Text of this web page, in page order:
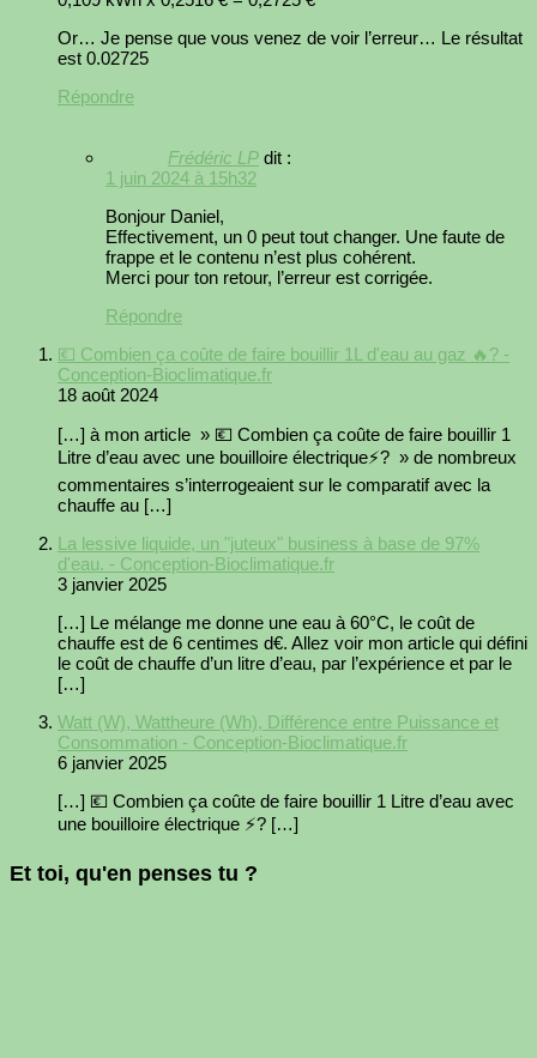
Or… Je pense que vous venez de voir l’erreur… Le résultat
est 0.02725
Répondre
Frédéric LP dit :
1 juin 2024 à 15h32
Bonjour Daniel,
Effectivement, un 0 peut tout changer. Une faute de
frappe et le contenu n’est plus cohérent.
Merci pour ton retour, l’erreur est corrigée.
Répondre
💶 Combien ça coûte de faire bouillir 1L d'eau au gaz 🔥? -
Conception-Bioclimatique.fr
18 août 2024
[…] à mon article » 💶 Combien ça coûte de faire bouillir 1
Litre d’eau avec une bouilloire électrique⚡️? » de nombreux
commentaires s’interrogeaient sur le comparatif avec la
chauffe au […]
La lessive liquide, un "juteux" business à base de 97%
d'eau. - Conception-Bioclimatique.fr
3 janvier 2025
[…] Le mélange me donne une eau à 60°C, le coût de
chauffe est de 6 centimes d€. Allez voir mon article qui défini
le coût de chauffe d’un litre d’eau, par l’expérience et par le
[…]
Watt (W), Wattheure (Wh), Différence entre Puissance et
Consommation - Conception-Bioclimatique.fr
6 janvier 2025
[…] 💶 Combien ça coûte de faire bouillir 1 Litre d’eau avec
une bouilloire électrique ⚡? […]
Et toi, qu'en penses tu ?